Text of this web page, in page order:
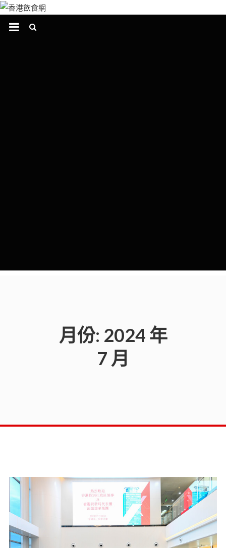
跳
月份: 2024 年
7 月